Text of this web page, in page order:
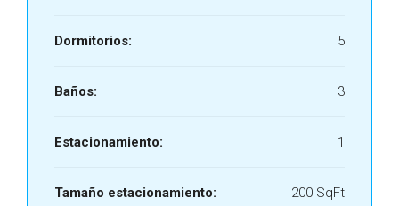
Dormitorios: 5
Baños: 3
Estacionamiento: 1
Tamaño estacionamiento: 200 SqFt